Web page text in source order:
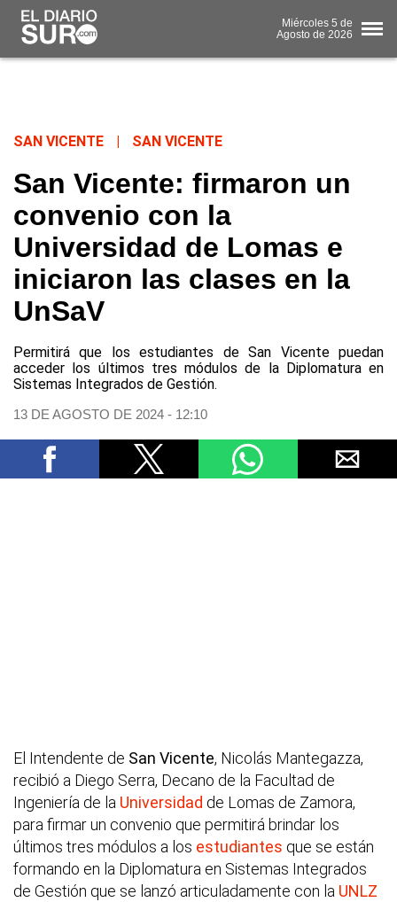
Miércoles 5 de
Agosto de 2026
SAN VICENTE SAN VICENTE
San Vicente: firmaron un
convenio con la
Universidad de Lomas e
iniciaron las clases en la
UnSaV
Permitirá que los estudiantes de San Vicente puedan
acceder los últimos tres módulos de la Diplomatura en
Sistemas Integrados de Gestión.
13 DE AGOSTO DE 2024 - 12:10
El Intendente de San Vicente, Nicolás Mantegazza,
recibió a Diego Serra, Decano de la Facultad de
Ingeniería de la Universidad de Lomas de Zamora,
para firmar un convenio que permitirá brindar los
últimos tres módulos a los estudiantes que se están
formando en la Diplomatura en Sistemas Integrados
de Gestión que se lanzó articuladamente con la UNLZ